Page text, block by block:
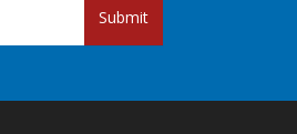
Submit